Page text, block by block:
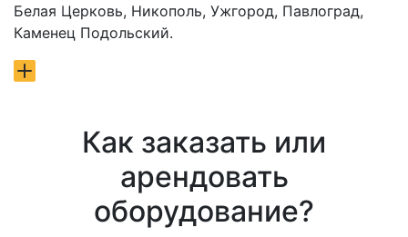
Белая Церковь, Никополь, Ужгород, Павлоград,
Каменец Подольский.
Как заказать или
арендовать
оборудование?